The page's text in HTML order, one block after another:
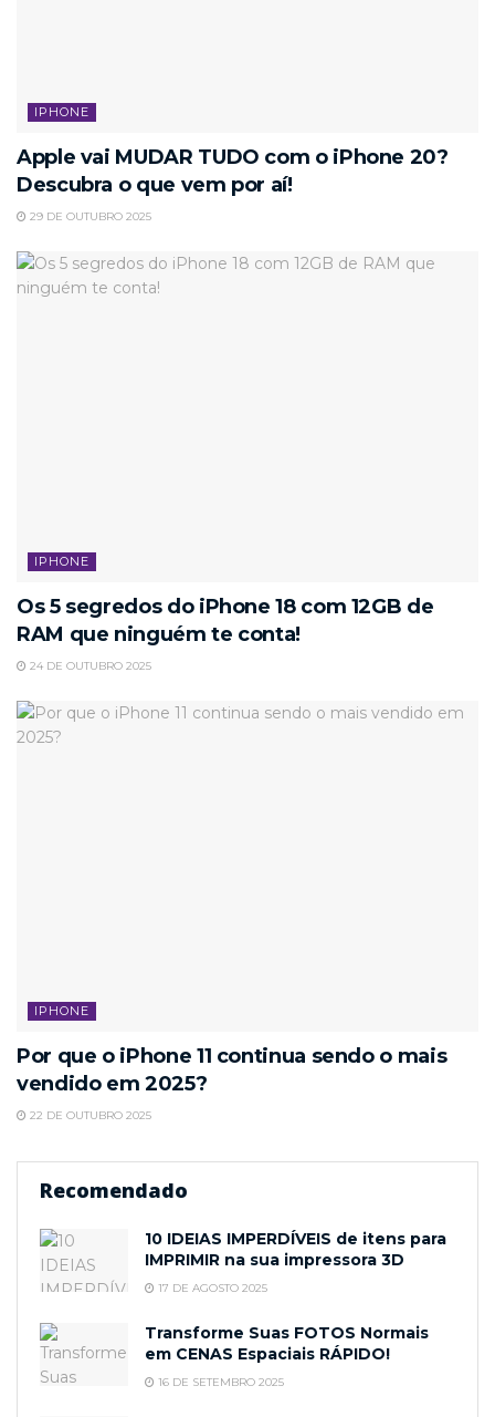
IPHONE
Apple vai MUDAR TUDO com o iPhone 20?
Descubra o que vem por aí!
29 DE OUTUBRO 2025
IPHONE
Os 5 segredos do iPhone 18 com 12GB de
RAM que ninguém te conta!
24 DE OUTUBRO 2025
IPHONE
Por que o iPhone 11 continua sendo o mais
vendido em 2025?
22 DE OUTUBRO 2025
Recomendado
10 IDEIAS IMPERDÍVEIS de itens para
IMPRIMIR na sua impressora 3D
17 DE AGOSTO 2025
Transforme Suas FOTOS Normais
em CENAS Espaciais RÁPIDO!
16 DE SETEMBRO 2025